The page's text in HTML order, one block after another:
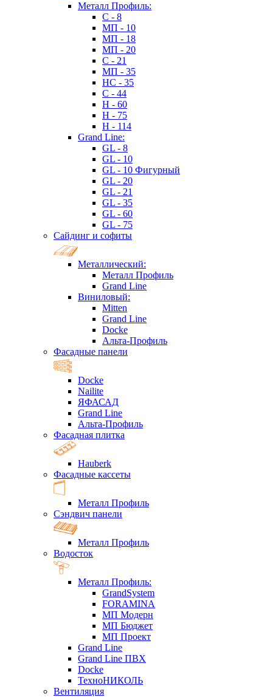
Металл Профиль:
C - 8
МП - 10
МП - 18
МП - 20
C - 21
МП - 35
HC - 35
C - 44
H - 60
H - 75
H - 114
Grand Line:
GL - 8
GL - 10
GL - 10 Фигурный
GL - 20
GL - 21
GL - 35
GL - 60
GL - 75
Сайдинг и софиты
Металлический:
Металл Профиль
Grand Line
Виниловый:
Mitten
Grand Line
Docke
Альта-Профиль
Фасадные панели
Docke
Nailite
ЯФАСАД
Grand Line
Альта-Профиль
Фасадная плитка
Hauberk
Фасадные кассеты
Металл Профиль
Сэндвич панели
Металл Профиль
Водосток
Металл Профиль:
GrandSystem
FORAMINA
МП Модерн
МП Бюджет
МП Проект
Grand Line
Grand Line ПВХ
Docke
ТехноНИКОЛЬ
Вентиляция